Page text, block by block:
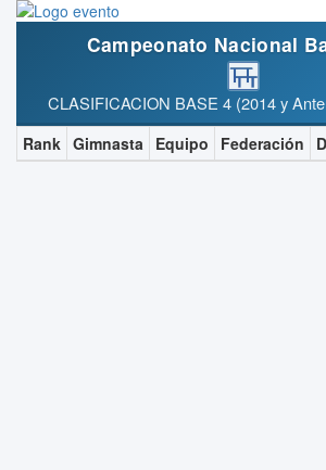
Campeonato Nacional
CLASIFICACION BASE 4 (2014 y
Rank Gimnasta Equipo Federación